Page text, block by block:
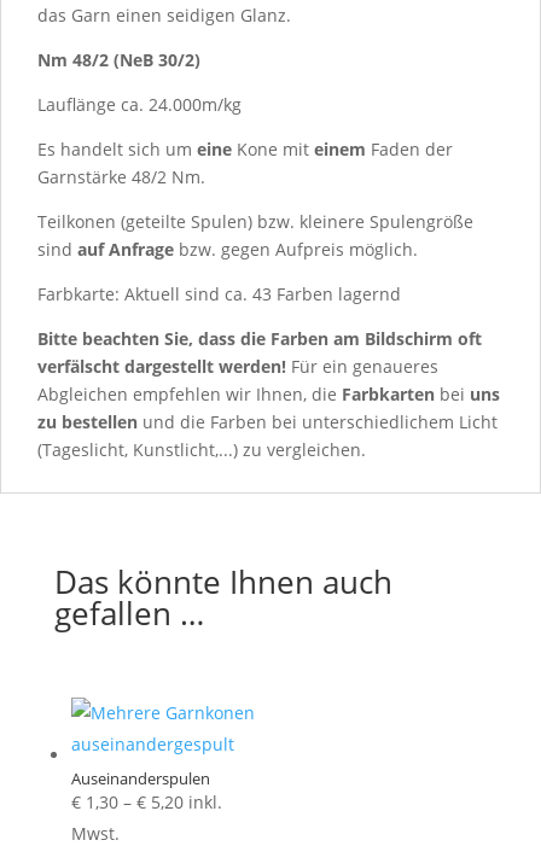
das Garn einen seidigen Glanz.
Nm 48/2 (NeB 30/2)
Lauflänge ca. 24.000m/kg
Es handelt sich um eine Kone mit einem Faden der
Garnstärke 48/2 Nm.
Teilkonen (geteilte Spulen) bzw. kleinere Spulengröße
sind auf Anfrage bzw. gegen Aufpreis möglich.
Farbkarte: Aktuell sind ca. 43 Farben lagernd
Bitte beachten Sie, dass die Farben am Bildschirm oft
verfälscht dargestellt werden! Für ein genaueres
Abgleichen empfehlen wir Ihnen, die Farbkarten bei uns
zu bestellen und die Farben bei unterschiedlichem Licht
(Tageslicht, Kunstlicht,...) zu vergleichen.
Das könnte Ihnen auch
gefallen …
Auseinanderspulen
€1,30 – €5,20Preisspanne:
inkl.
Mwst.